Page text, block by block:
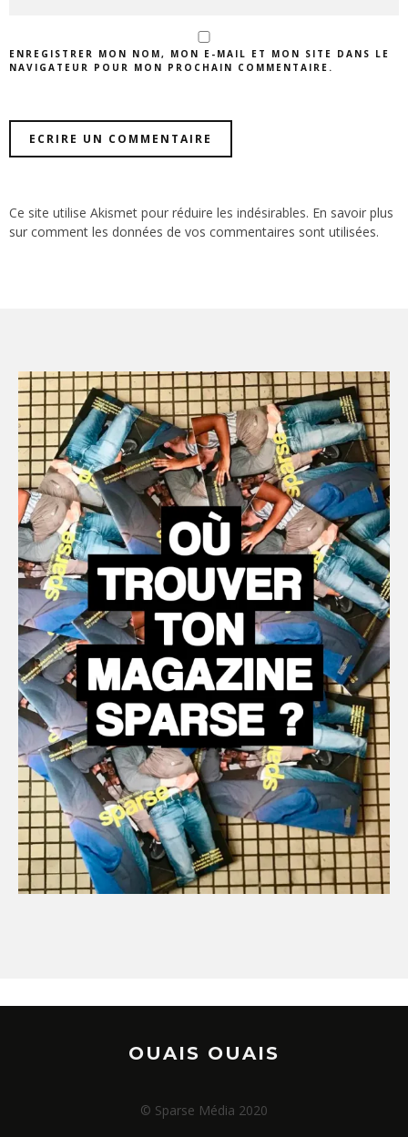
ENREGISTRER MON NOM, MON E-MAIL ET MON SITE DANS LE
NAVIGATEUR POUR MON PROCHAIN COMMENTAIRE.
Ce site utilise Akismet pour réduire les indésirables. En savoir plus
sur comment les données de vos commentaires sont utilisées.
OUAIS OUAIS
© Sparse Média 2020